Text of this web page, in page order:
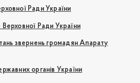
Ради України
Ради України
звернень громадян Апарату
органів України